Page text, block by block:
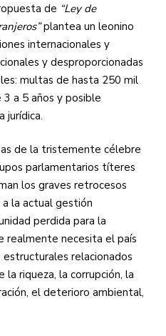
de “Ley de
plantea un leonino
internacionales y
y desproporcionadas
multas de hasta 250 mil
a 5 años y posible
jurídica.
de la tristemente célebre
parlamentarios títeres
los graves retrocesos
la actual gestión
perdida para la
realmente necesita el país
relacionados
riqueza, la corrupción, la
el deterioro ambiental,